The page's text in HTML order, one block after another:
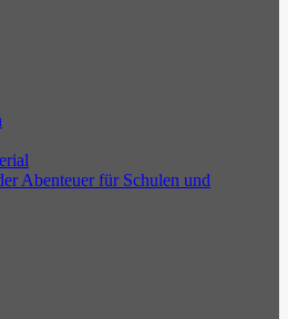
Abenteuer für Schulen und